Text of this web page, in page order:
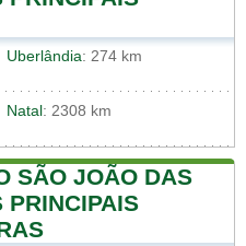
Uberlândia: 274 km
Natal : 2308 km
SÃO JOÃO DAS
PRINCIPAIS